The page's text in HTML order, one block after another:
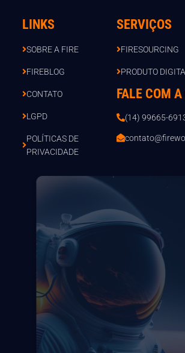
LINKS
SOBRE A FIRE
FIREBLOG
CONTATO
LGPD
POLÍTICAS DE
PRIVACIDADE
SERVIÇOS
FIRESOURCING
PRODUTO
FALE COM A
(14) 99665-